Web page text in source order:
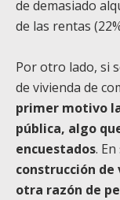
de demasiado
de las rentas
Por otro lado, si
de vivienda de
primer motivo
pública, algo
encuestados.
construcción de
otra razón de